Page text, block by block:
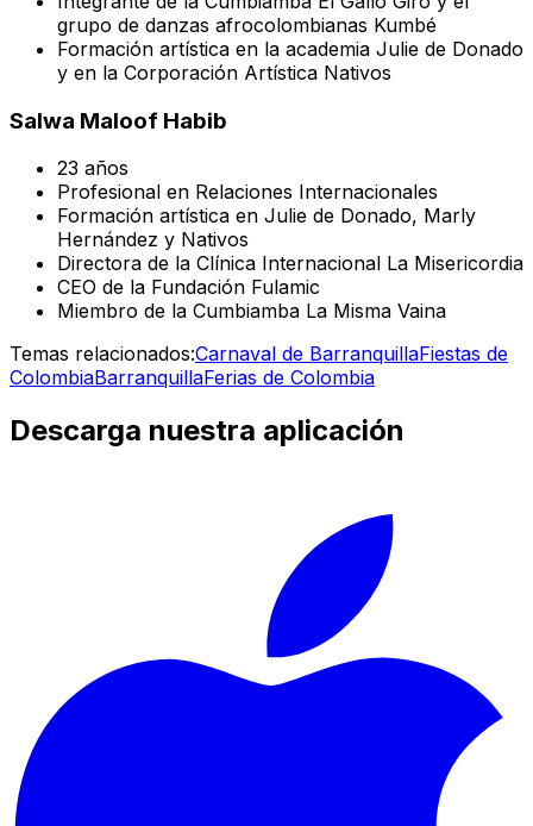
grupo de danzas afrocolombianas Kumbé
Formación artística en la academia Julie de Donado
y en la Corporación Artística Nativos
Salwa Maloof Habib
23 años
Profesional en Relaciones Internacionales
Formación artística en Julie de Donado, Marly
Hernández y Nativos
Directora de la Clínica Internacional La Misericordia
CEO de la Fundación Fulamic
Miembro de la Cumbiamba La Misma Vaina
Temas relacionados:Carnaval de BarranquillaFiestas de
ColombiaBarranquillaFerias de Colombia
Descarga nuestra aplicación